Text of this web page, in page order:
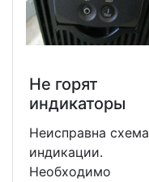
Не горят
индикаторы
Неисправна схема
индикации.
Необходимо